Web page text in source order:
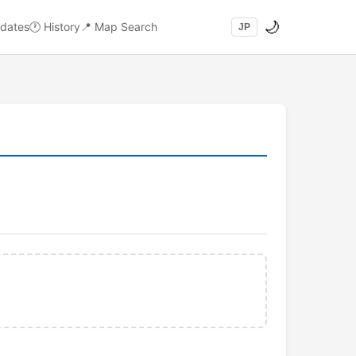
🕐 History 📍 Map Search JP 🌙